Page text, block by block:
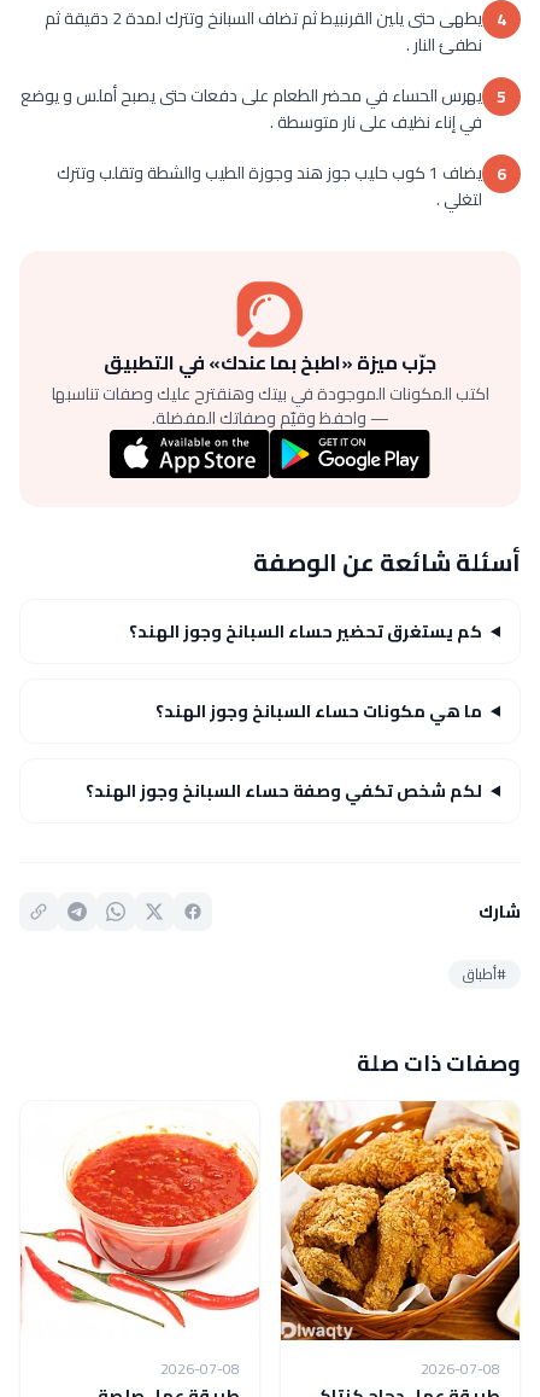
4
يطهى حتى يلين القرنبيط ثم تضاف السبانخ وتترك لمدة 2 دقيقة ثم
نطفئ النار .
5 يهرس الحساء في محضر الطعام على دفعات حتى يصبح أملس و يوضع
في إناء نظيف على نار متوسطة .
6
يضاف 1 كوب حليب جوز هند وجوزة الطيب والشطة وتقلب وتترك
لتغلي .
جرّب ميزة «اطبخ بما عندك» في التطبيق
اكتب المكونات الموجودة في بيتك وهنقترح عليك وصفات تناسبها
— واحفظ وقيّم وصفاتك المفضلة.
أسئلة شائعة عن الوصفة
كم يستغرق تحضير حساء السبانخ وجوز الهند؟
ما هي مكونات حساء السبانخ وجوز الهند؟
لكم شخص تكفي وصفة حساء السبانخ وجوز الهند؟
شارك
#أطباق
وصفات ذات صلة
2026-07-08
2026-07-08